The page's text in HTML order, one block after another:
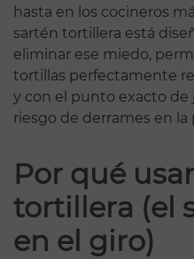
hasta en los cocineros
sartén tortillera está
eliminar ese miedo,
tortillas perfectamente
y con el punto exacto de
riesgo de derrames en la
Por qué
tortillera (el
en el giro)